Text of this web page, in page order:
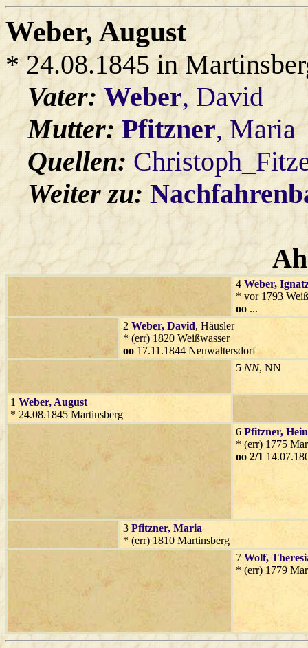
Weber, August
* 24.08.1845 in
Vater:Weber, David
Mutter:Pfitzner, Maria
Quellen:
Weiter zu:
4 Weber,
* vor 1793
oo ...
2 Weber, David, Häusler
* (err) 1820 Weißwasser
oo 17.11.1844 Neuwaltersdorf
5 NN, NN
1 Weber, August
* 24.08.1845 Martinsberg
6 Pfitzner,
* (err) 1775
oo 2/1
3 Pfitzner, Maria
* (err) 1810 Martinsberg
7 Wolf,
* (err) 1779